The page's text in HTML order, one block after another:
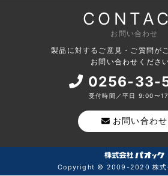
お問い合わせ
製品に対するご意見・ご質問が
お問い合わせください
0256-33-
受付時間／平日 9:00〜
お問い合わせ
Copyright © 2009-2020 株式